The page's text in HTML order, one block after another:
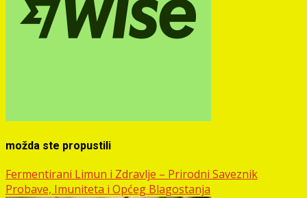
možda ste propustili
Fermentirani Limun i Zdravlje – Prirodni Saveznik
Probave, Imuniteta i Općeg Blagostanja